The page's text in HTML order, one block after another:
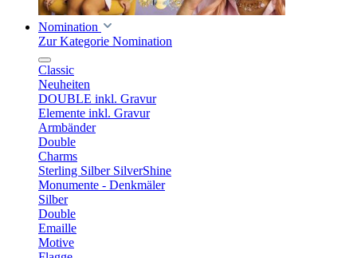
Nomination
Zur Kategorie Nomination
Classic
Neuheiten
DOUBLE inkl. Gravur
Elemente inkl. Gravur
Armbänder
Double
Charms
Sterling Silber SilverShine
Monumente - Denkmäler
Silber
Double
Emaille
Motive